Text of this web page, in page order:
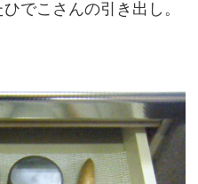
でこさんの引き出し。